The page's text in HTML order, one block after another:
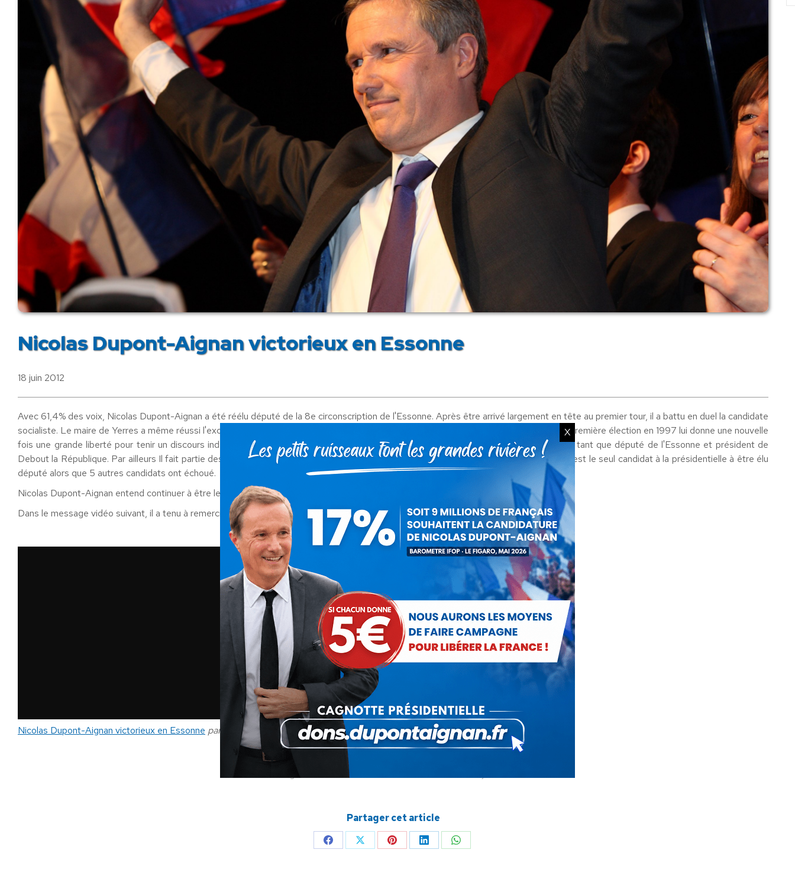
Nicolas Dupont-Aignan victorieux en Essonne
18 juin 2012
Avec 61,4% des voix, Nicolas Dupont-Aignan a été réélu député de la 8e circonscription de l'Essonne. Après être arrivé largement en tête au premier tour, il a battu en duel la candidate
socialiste. Le maire de Yerres a même réussi l'excellent score de 72,6% dans sa ville. La confiance renouvelée des électeurs depuis sa première élection en 1997 lui donne une nouvelle
fois une grande liberté pour tenir un discours indépendant et engagé dans l'hémicycle. C'est ce qu'il fera ces 5 prochaines années en tant que député de l'Essonne et président de
Debout la République. Par ailleurs Il fait partie des très rares députés élus sans l'absolution du régime des partis UMP et PS. Surtout il est le seul candidat à la présidentielle à être élu
député alors que 5 autres candidats ont échoué.
Nicolas Dupont-Aignan entend continuer à être le porte-parole à l’Assemblée nationale des valeurs gaullistes et républicaines.
Dans le message vidéo suivant, il a tenu à remercier chaleureusement les électeurs pour leur confiance.
Nicolas Dupont-Aignan victorieux en Essonne par dlrtv
Catégorie : Non classé
Partager cet article
PartagerPartagerPartagerPartagerPartager
X